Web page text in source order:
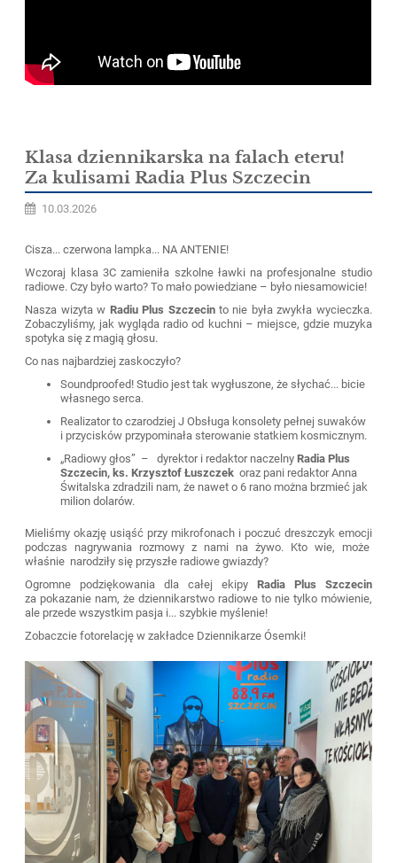
Klasa dziennikarska na falach eteru!
Za kulisami Radia Plus Szczecin
10.03.2026
Cisza... czerwona lampka... NA ANTENIE!
Wczoraj klasa 3C zamieniła szkolne ławki na profesjonalne studio
radiowe. Czy było warto? To mało powiedziane – było niesamowicie!
Nasza wizyta w Radiu Plus Szczecinto nie była zwykła wycieczka.
Zobaczyliśmy, jak wygląda radio od kuchni – miejsce, gdzie muzyka
spotyka się z magią głosu.
Co nas najbardziej zaskoczyło?
Soundproofed! Studio jest tak wygłuszone, że słychać... bicie
własnego serca.
Realizator to czarodziej J Obsługa konsolety pełnej suwaków
i przycisków przypominała sterowanie statkiem kosmicznym.
„Radiowy głos” –
dyrektor i redaktor naczelnyRadia Plus
Szczecin, ks. Krzysztof Łuszczek oraz pani redaktor Anna
Świtalska zdradzili nam, że nawet o 6 rano można brzmieć jak
milion dolarów.
Mieliśmy okazję usiąść przy mikrofonach i poczuć dreszczyk emocji
podczas nagrywania rozmowy z nami na żywo. Kto wie, może
właśnie narodziły się przyszłe radiowe gwiazdy?
Ogromne podziękowania dla całej ekipy Radia Plus Szczecin
za pokazanie nam, że dziennikarstwo radiowe to nie tylko mówienie,
ale przede wszystkim pasja i... szybkie myślenie!
Zobaczcie fotorelację w zakładce Dziennikarze Ósemki!